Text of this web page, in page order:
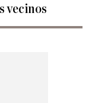
vecinos